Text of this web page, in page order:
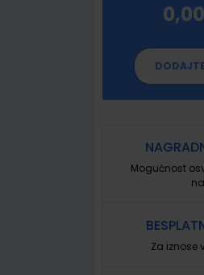
Mogućnost
Za iznose